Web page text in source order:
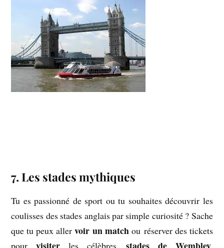
7. Les stades mythiques
Tu es passionné de sport ou tu souhaites découvrir les
coulisses des stades anglais par simple curiosité ? Sache
que tu peux allervoir un matchou réserver des tickets